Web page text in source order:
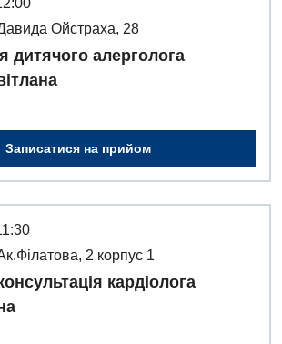
Ойстраха, 28
дитячого алерголога
Записатися на прийом
2 корпус 1
кардіолога